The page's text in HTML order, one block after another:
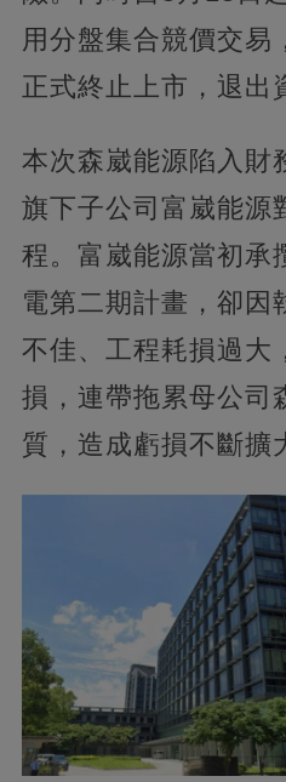
用分盤集合競價交易
正式終止上市，退出
本次森崴能源陷入財
旗下子公司富崴能源
程。富崴能源當初承
電第二期計畫，卻因
不佳、工程耗損過大
損，連帶拖累母公司
質，造成虧損不斷擴